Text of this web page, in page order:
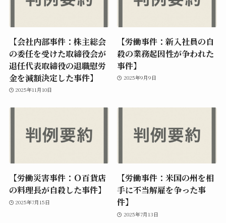
【会社内部事件：株主総会
の委任を受けた取締役会が
退任代表取締役の退職慰労
金を減額決定した事件】
2025年11月10日
【労働事件：新入社員の自
殺の業務起因性が争われた
事件】
2025年9月9日
【労働災害事件：Ｏ百貨店
の料理長が自殺した事件】
2025年7月15日
【労働事件：米国の州を相
手に不当解雇を争った事
件】
2025年7月13日